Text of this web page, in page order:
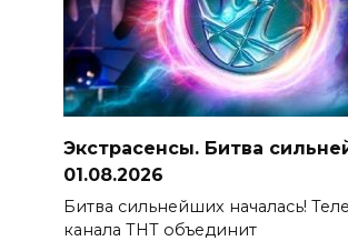
Экстрасенсы. Битва
01.08.2026
Битва сильнейших началась!
канала ТНТ объединит